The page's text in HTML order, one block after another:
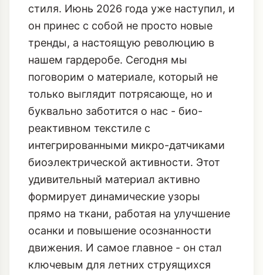
стиля. Июнь 2026 года уже наступил, и
он принес с собой не просто новые
тренды, а настоящую революцию в
нашем гардеробе. Сегодня мы
поговорим о материале, который не
только выглядит потрясающе, но и
буквально заботится о нас - био-
реактивном текстиле с
интегрированными микро-датчиками
биоэлектрической активности. Этот
удивительный материал активно
формирует динамические узоры
прямо на ткани, работая на улучшение
осанки и повышение осознанности
движения. И самое главное - он стал
ключевым для летних струящихся